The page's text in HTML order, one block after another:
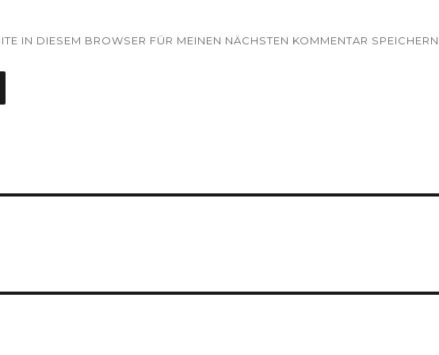
IN DIESEM BROWSER FÜR MEINEN NÄCHSTEN KOMMENTAR